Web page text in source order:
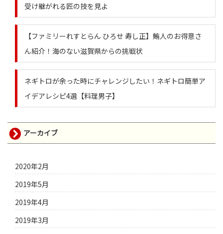
受け継がれる匠の技を見よ
【ファミリーれすとらん ひろせ 寿し正】鮪人のお得意さ
ん紹介！海のない滋賀県からの挑戦状
ネギトロが余った時にチャレンジしたい！ネギトロ簡単ア
イデアレシピ4選【料理男子】
アーカイブ
2020年2月
2019年5月
2019年4月
2019年3月